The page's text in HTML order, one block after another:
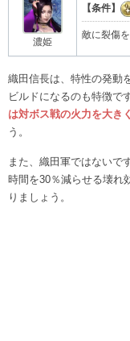
濃姫
【条件】
敵に裂傷
織田信長は、特性の発動
ビルドになるのも特徴で
は対ボス戦の火力を大き
う。
また、織田軍ではないで
時間を30％減らせる壊れ
りましょう。